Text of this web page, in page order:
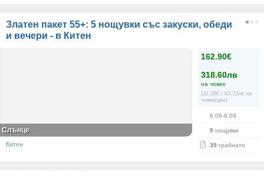
Златен пакет 55+: 5 нощувки със закуски, обеди
и вечери - в Китен
162.90€
318.60лв
на човек
(32.58€ / 63.72лв на
човек/ден)
6.06-8.09
5 нощувки
39 грабнати
Слънце
Китен